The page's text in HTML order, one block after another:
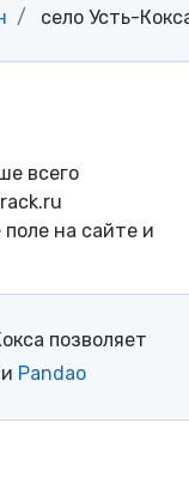
село Усть-
всего
на сайте и
позволяет
и Pandao